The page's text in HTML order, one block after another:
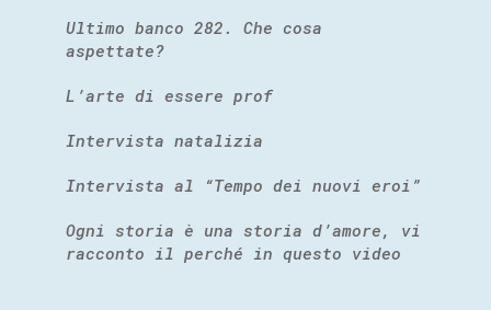
Ultimo banco 282. Che cosa
aspettate?
L’arte di essere prof
Intervista natalizia
Intervista al “Tempo dei nuovi eroi”
Ogni storia è una storia d’amore, vi
racconto il perché in questo video